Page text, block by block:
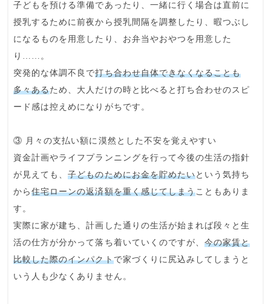
子どもを預ける準備であったり、一緒に行く場合は直前に
授乳するために前夜から授乳間隔を調整したり、暇つぶし
になるものを用意したり、お弁当やおやつを用意した
り……。
突発的な体調不良で打ち合わせ自体できなくなることも
多々あるため、大人だけの時と比べると打ち合わせのスピ
ード感は控えめになりがちです。
③ 月々の支払い額に漠然とした不安を覚えやすい
資金計画やライフプランニングを行って今後の生活の指針
が見えても、子どものためにお金を貯めたいという気持ち
から住宅ローンの返済額を重く感じてしまうこともありま
す。
実際に家が建ち、計画した通りの生活が始まれば段々と生
活の仕方が分かって落ち着いていくのですが、今の家賃と
比較した際のインパクトで家づくりに尻込みしてしまうと
いう人も少なくありません。